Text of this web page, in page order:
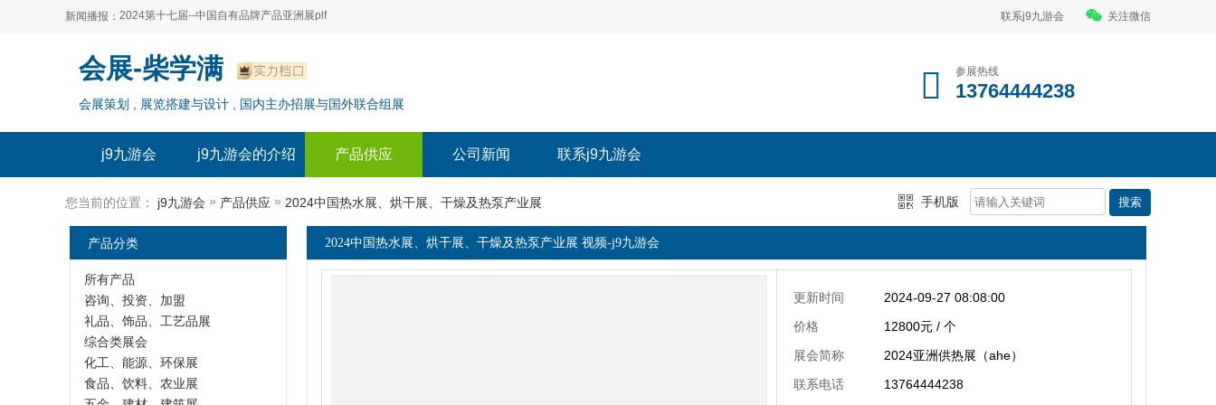
新闻播报：
2024上海自有品牌展--百货展|食品展 零售展|oem展
2024全球自有--品牌产品亚洲展（plf）
2024上海自有品牌展--2024上海oem 贴牌代加工展
2024第十七届--中国自有品牌产品亚洲展plf
2024全球自有--品牌产品亚洲展（plf）
2024年上海--第17届自有品牌展
联系j9九游会 关注微信
会展-柴学满
会展策划 , 展览搭建与设计 , 国内主办招展与国外联合组展
参展热线
13764444238
j9九游会 j9九游会的介绍 产品供应 公司新闻 联系j9九游会
您当前的位置： j9九游会 » 产品供应 » 2024中国热水展、烘干展、干燥及热泵产业展 手机版
2024中国热水展、烘干展、干燥及热泵产业展 视频-j9九游会
更新时间
2024-09-27 08:08:00
价格
12800元 / 个
展会简称
2024亚洲供热展（ahe）
联系电话
13764444238
产品分类
所有产品
咨询、投资、加盟
礼品、饰品、工艺品展
综合类展会
化工、能源、环保展
食品、饮料、农业展